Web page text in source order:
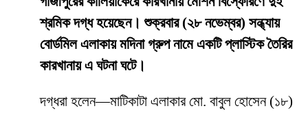
শ্রমিক দগ্ধ হয়েছেন। শুক্রবার (২৮ নভেম্বর) সন্ধ্যায়
বোর্ডমিল এলাকায় মদিনা গ্রুপ নামে একটি প্লাস্টিক তৈরির
কারখানায় এ ঘটনা ঘটে।
দগ্ধরা হলেন—মাটিকাটা এলাকার মো. বাবুল হোসেন (১৮)